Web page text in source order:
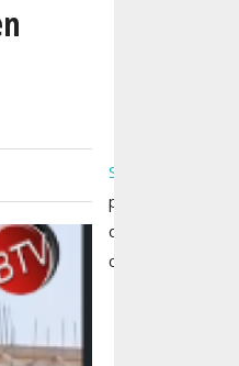
Se connecter
pour publier
des
commentaires